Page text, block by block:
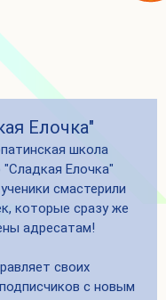
Елочка"
школа
Елочка"
смастерили
которые сразу же
адресатам!
своих
с новым